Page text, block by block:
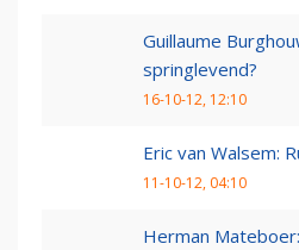
Guillaume
springlevend?
16-10-12, 12:10
Eric van Walsem:
11-10-12, 04:10
Herman